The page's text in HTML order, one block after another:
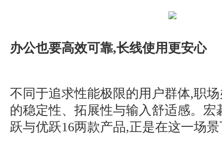
办公也要高效可靠,长线使用更安心
不同于追求性能极限的用户群体,职
的稳定性、拓展性与输入舒适感。宏
跃与优跃16两款产品,正是在这一场